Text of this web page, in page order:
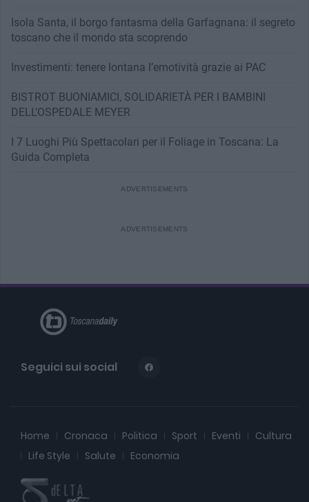
Isola Santa, il borgo fantasma della Garfagnana: il segreto
toscano che il mondo sta scoprendo
Investimenti: tenere lontana l’emotività grazie ai PAC
BISTROT BUONIAMICI, SOLIDARIETÀ PER I BAMBINI
DELL’OSPEDALE MEYER
I 7 Luoghi Più Spettacolari per il Foliage in Toscana: La
Guida Completa
Seguici sui social
Home Cronaca Politica Sport Eventi
Cultura
Life Style
Salute Economia